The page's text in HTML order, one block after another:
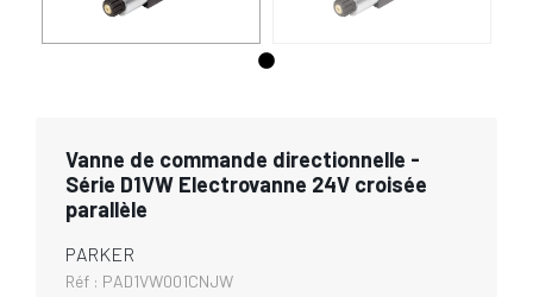
Vanne de commande directionnelle -
Série D1VW Electrovanne 24V croisée
parallèle
PARKER
Réf : PAD1VW001CNJW